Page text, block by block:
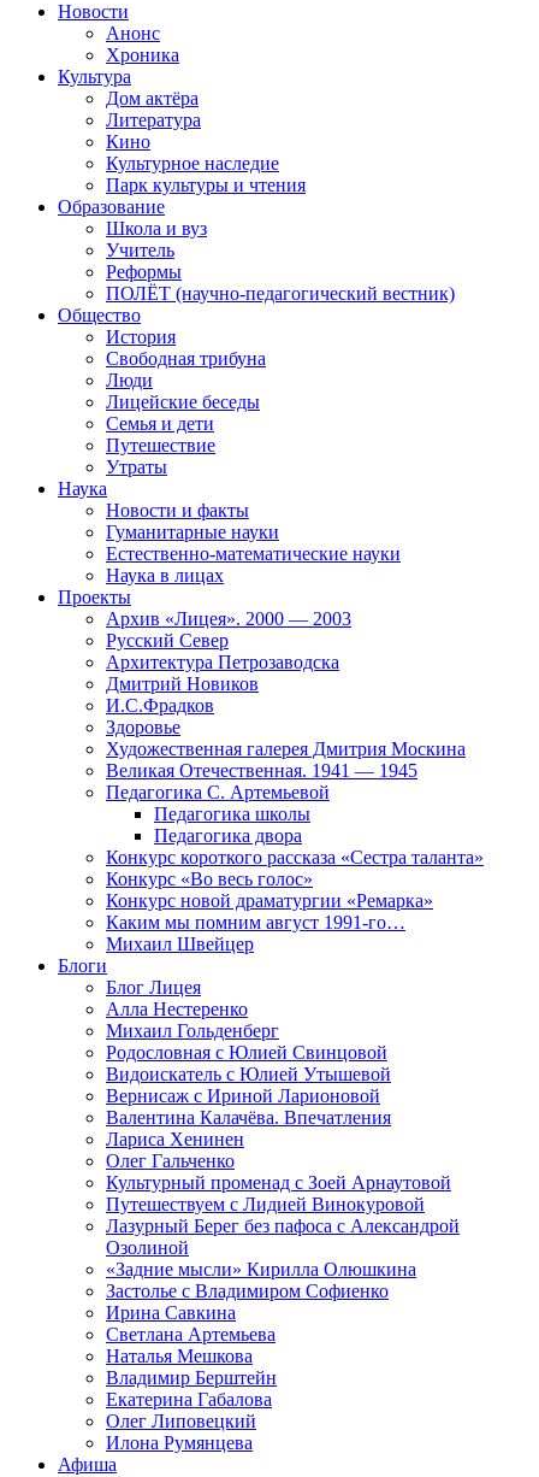
Новости
Анонс
Хроника
Культура
Дом актёра
Литература
Кино
Культурное наследие
Парк культуры и чтения
Образование
Школа и вуз
Учитель
Реформы
ПОЛЁТ (научно-педагогический вестник)
Общество
История
Свободная трибуна
Люди
Лицейские беседы
Семья и дети
Путешествие
Утраты
Наука
Новости и факты
Гуманитарные науки
Естественно-математические науки
Наука в лицах
Проекты
Архив «Лицея». 2000 — 2003
Русский Север
Архитектура Петрозаводска
Дмитрий Новиков
И.С.Фрадков
Здоровье
Художественная галерея Дмитрия Москина
Великая Отечественная. 1941 — 1945
Педагогика С. Артемьевой
Педагогика школы
Педагогика двора
Конкурс короткого рассказа «Сестра таланта»
Конкурс «Во весь голос»
Конкурс новой драматургии «Ремарка»
Каким мы помним август 1991-го…
Михаил Швейцер
Блоги
Блог Лицея
Алла Нестеренко
Михаил Гольденберг
Родословная с Юлией Свинцовой
Видоискатель с Юлией Утышевой
Вернисаж с Ириной Ларионовой
Валентина Калачёва. Впечатления
Лариса Хенинен
Олег Гальченко
Культурный променад с Зоей Арнаутовой
Путешествуем с Лидией Винокуровой
Лазурный Берег без пафоса с Александрой
Озолиной
«Задние мысли» Кирилла Олюшкина
Застолье с Владимиром Софиенко
Ирина Савкина
Светлана Артемьева
Наталья Мешкова
Владимир Берштейн
Екатерина Габалова
Олег Липовецкий
Илона Румянцева
Афиша